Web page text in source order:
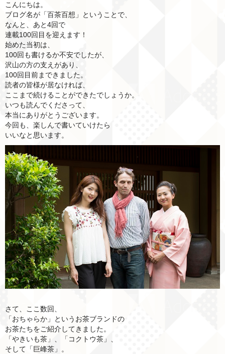
こんにちは。
ブログ名が「百茶百想」ということで、
なんと、あと4回で
連載100回目を迎えます！
始めた当初は、
100回も書けるか不安でしたが、
沢山の方の支えがあり、
100回目前まできました。
読者の皆様が居なければ、
ここまで続けることができたでしょうか。
いつも読んでくださって、
本当にありがとうございます。
今回も、楽しんで書いていけたら
いいなと思います。
さて、ここ数回、
「おちゃらか」というお茶ブランドの
お茶たちをご紹介してきました。
「やきいも茶」、「コクトウ茶」、
そして「巨峰茶」。